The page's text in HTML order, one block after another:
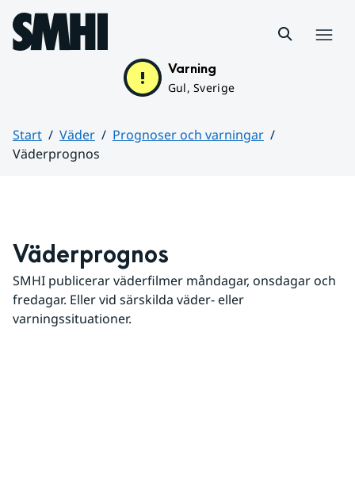
Hoppa till sidans innehåll
Varning
Gul, Sverige
Start Väder
Prognoser och varningar
Väderprognos
Väderprognos
SMHI publicerar väderfilmer måndagar, onsdagar och
fredagar. Eller vid särskilda väder- eller
varningssituationer.